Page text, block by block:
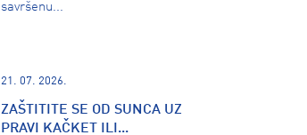
savršenu...
21. 07. 2026.
ZAŠTITITE SE OD SUNCA UZ
PRAVI KAČKET ILI...